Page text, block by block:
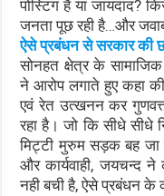
पोस्टिंग है या जायदाद?
जनता पूछ रही है…और
ऐसे प्रबंधन से सरकार की
सोनहत क्षेत्र के
ने आरोप लगाते हुए कहा की
एवं रेत उत्खनन कर गुणवत्ता
रहा है। जो कि सीधे सीधे
मिट्टी मुरुम सड़क बह जा
और कार्यवाही, जयचन्द
नही बची है, ऐसे प्रबंधन के